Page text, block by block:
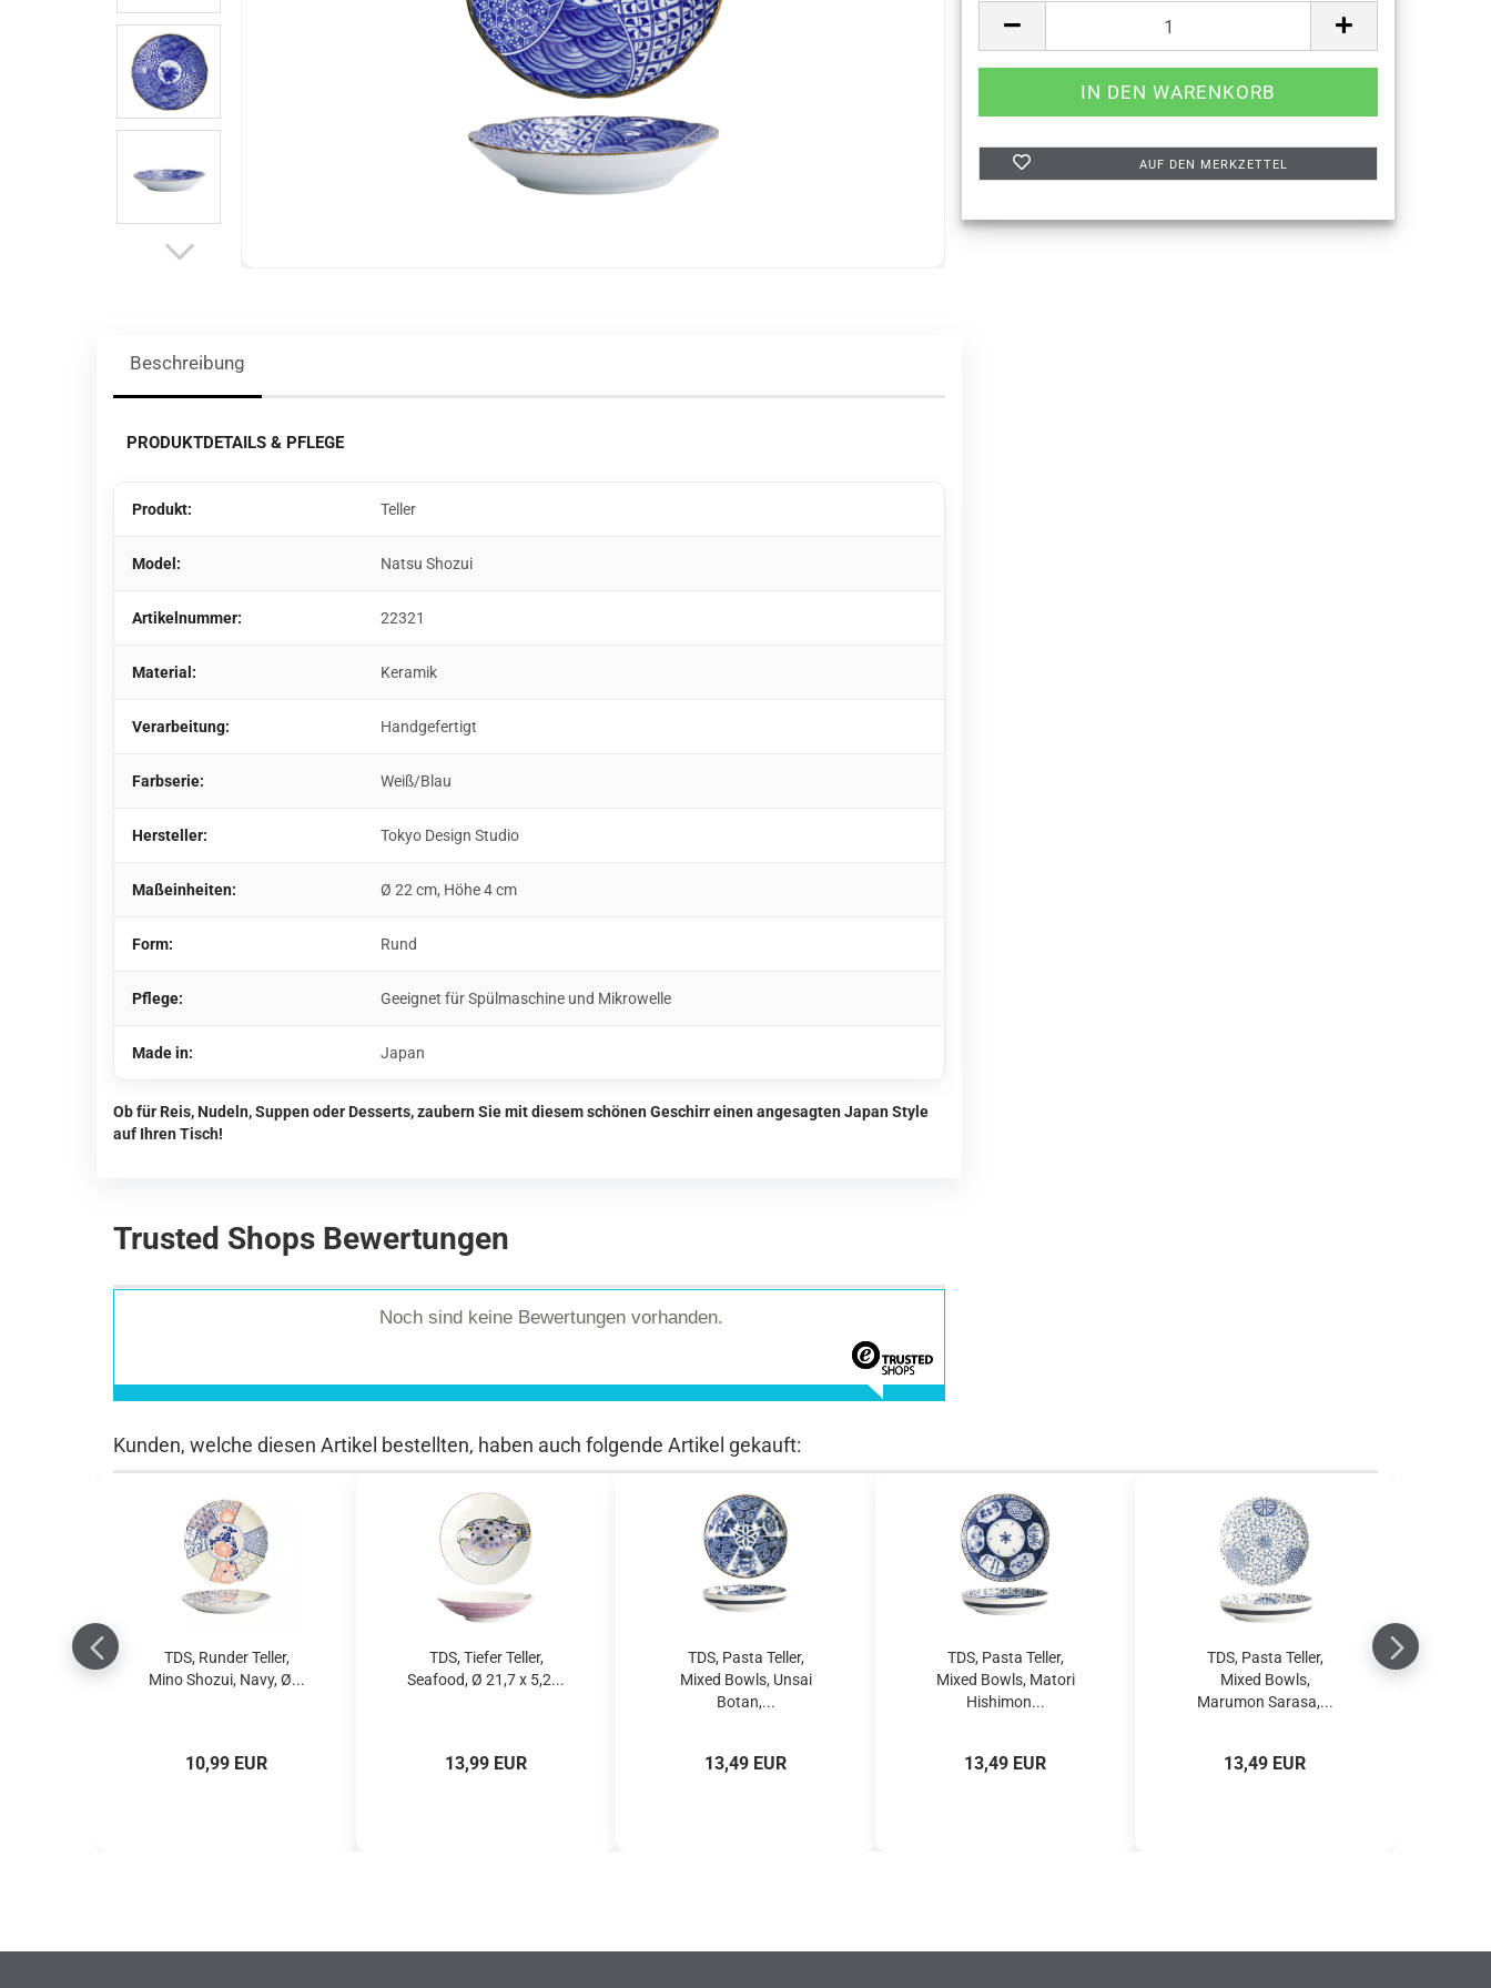
AUF DEN MERKZETTEL
Beschreibung
PRODUKTDETAILS & PFLEGE
Produkt: Teller
Model: Natsu Shozui
Artikelnummer: 22321
Material: Keramik
Verarbeitung: Handgefertigt
Farbserie: Weiß/Blau
Hersteller: Tokyo Design Studio
Maßeinheiten: Ø 22 cm, Höhe 4 cm
Form: Rund
Pflege: Geeignet für Spülmaschine und Mikrowelle
Made in: Japan
Ob für Reis, Nudeln, Suppen oder Desserts, zaubern Sie mit diesem schönen Geschirr einen angesagten Japan Style
auf Ihren Tisch!
Trusted Shops Bewertungen
Noch sind keine Bewertungen vorhanden.
Kunden, welche diesen Artikel bestellten, haben auch folgende Artikel gekauft:
TDS, Runder Teller,
Mino Shozui, Navy, Ø...
10,99 EUR
TDS, Tiefer Teller,
Seafood, Ø 21,7 x 5,2...
13,99 EUR
TDS, Pasta Teller,
Mixed Bowls, Unsai
Botan,...
13,49 EUR
TDS, Pasta Teller,
Mixed Bowls, Matori
Hishimon...
13,49 EUR
TDS, Pasta Teller,
Mixed Bowls,
Marumon Sarasa,...
13,49 EUR